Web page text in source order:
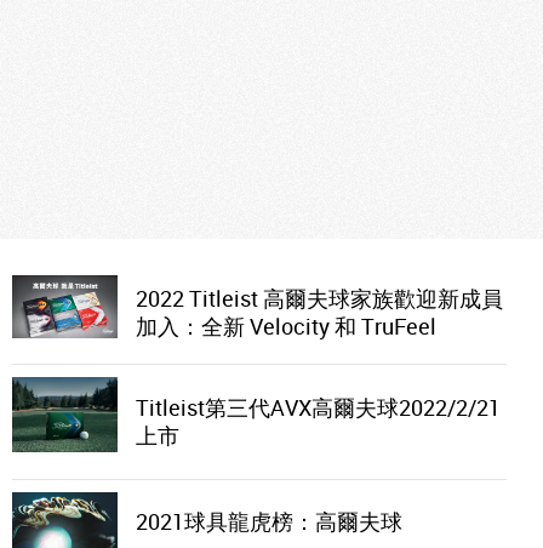
2022 Titleist 高爾夫球家族歡迎新成員
加入：全新 Velocity 和 TruFeel
Titleist第三代AVX高爾夫球2022/2/21
上市
2021球具龍虎榜：高爾夫球